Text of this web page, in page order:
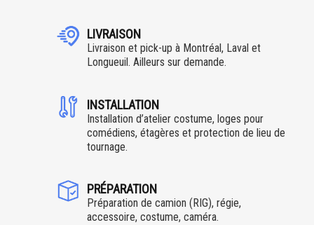
LIVRAISON
Livraison et pick-up à Montréal, Laval et
Longueuil. Ailleurs sur demande.
INSTALLATION
Installation d’atelier costume, loges pour
comédiens, étagères et protection de lieu de
tournage.
PRÉPARATION
Préparation de camion (RIG), régie,
accessoire, costume, caméra.